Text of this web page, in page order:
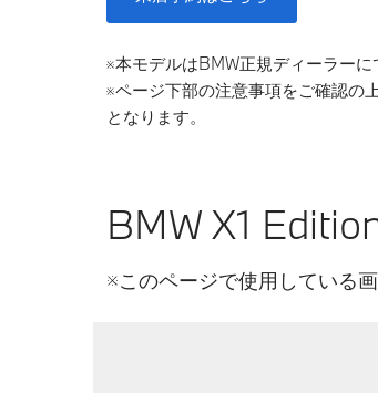
※本モデルはBMW正規ディーラー
※ページ下部の注意事項をご確認の
となります。
BMW X1
※このページで使用している